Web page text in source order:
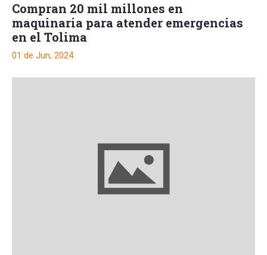
Compran 20 mil millones en
maquinaria para atender emergencias
en el Tolima
01 de Jun, 2024